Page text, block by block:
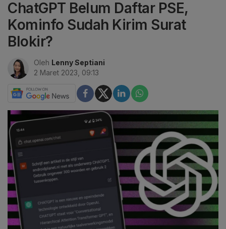
ChatGPT Belum Daftar PSE,
Kominfo Sudah Kirim Surat
Blokir?
Oleh Lenny Septiani
2 Maret 2023, 09:13